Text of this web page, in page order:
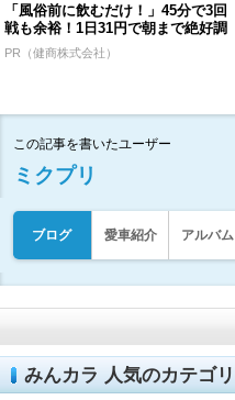
「風俗前に飲むだけ！」45分で3回
戦も余裕！1日31円で朝まで絶好調
PR（健商株式会社）
この記事を書いたユーザー
ミクプリ
ブログ 愛車紹介 アルバム
みんカラ 人気のカテゴリ